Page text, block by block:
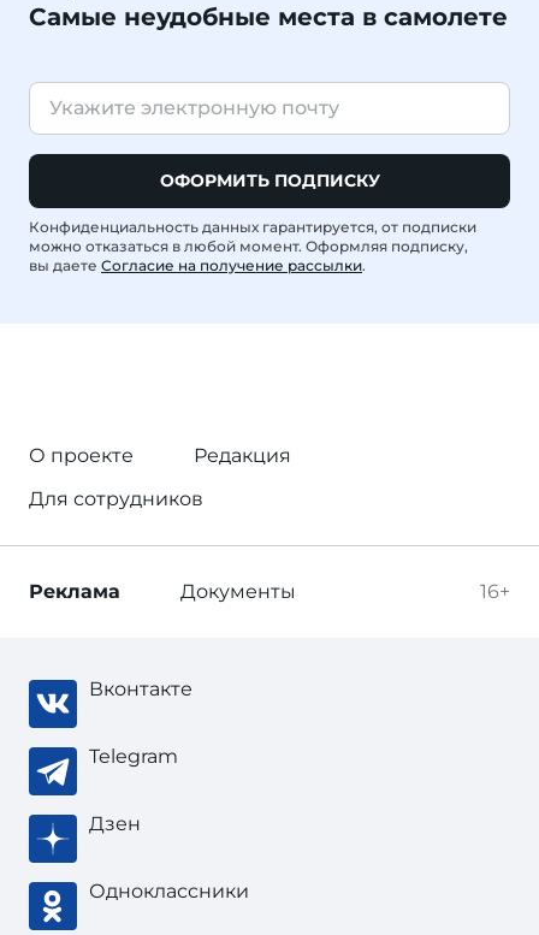
Самые неудобные места в самолете
ОФОРМИТЬ ПОДПИСКУ
Конфиденциальность данных гарантируется, от подписки
можно отказаться в любой момент. Оформляя подписку,
вы даете Согласие на получение рассылки.
О проекте
Редакция
Для сотрудников
16+
Реклама Документы
Вконтакте
Telegram
Дзен
Одноклассники